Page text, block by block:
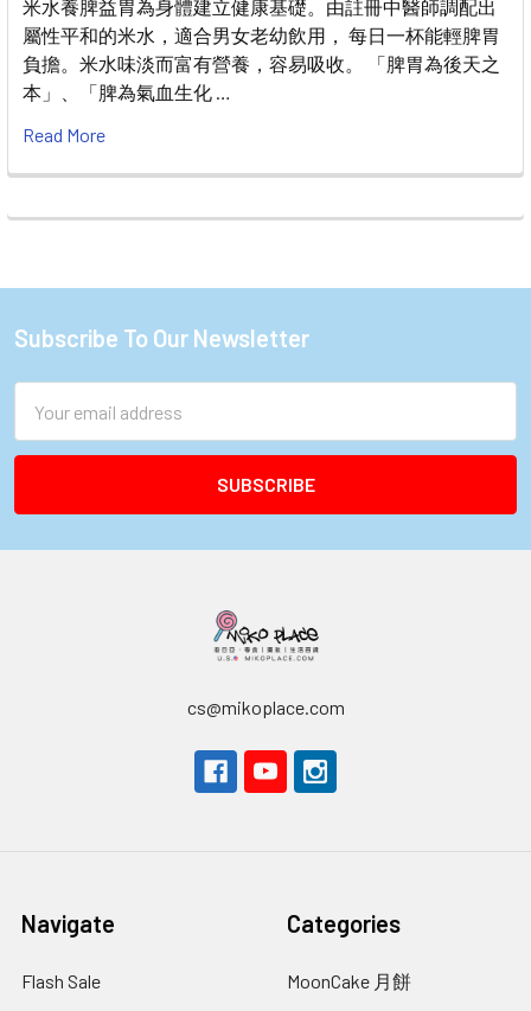
米水養脾益胃為身體建立健康基礎。由註冊中醫師調配出
屬性平和的米水，適合男女老幼飲用， 每日一杯能輕脾胃
負擔。米水味淡而富有營養，容易吸收。 「脾胃為後天之
本」、「脾為氣血生化 …
Read More
Footer
Subscribe To Our Newsletter
Address
cs@mikoplace.com
Navigate
Flash Sale
Categories
MoonCake 月餅